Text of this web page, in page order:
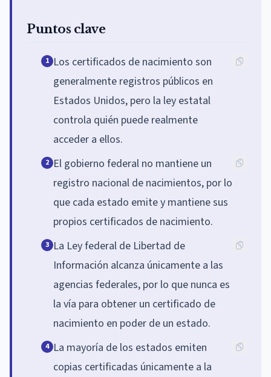
Puntos clave
1 Los certificados de nacimiento son
generalmente registros públicos en
Estados Unidos, pero la ley estatal
controla quién puede realmente
acceder a ellos.
2 El gobierno federal no mantiene un
registro nacional de nacimientos, por lo
que cada estado emite y mantiene sus
propios certificados de nacimiento.
3 La Ley federal de Libertad de
Información alcanza únicamente a las
agencias federales, por lo que nunca es
la vía para obtener un certificado de
nacimiento en poder de un estado.
4 La mayoría de los estados emiten
copias certificadas únicamente a la